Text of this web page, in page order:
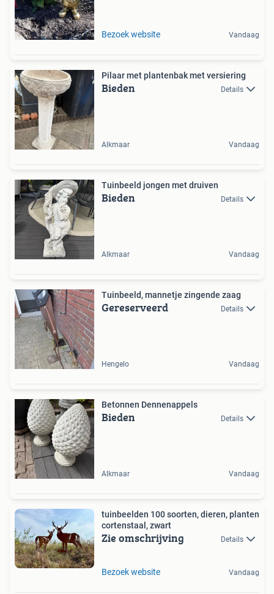
Bezoek website Vandaag
Pilaar met plantenbak met versiering
Bieden Details
Alkmaar Vandaag
Tuinbeeld jongen met druiven
Bieden Details
Alkmaar Vandaag
Tuinbeeld, mannetje zingende zaag
Gereserveerd Details
Hengelo Vandaag
Betonnen Dennenappels
Bieden Details
Alkmaar Vandaag
tuinbeelden 100 soorten, dieren, planten
cortenstaal, zwart
Zie omschrijving Details
Bezoek website Vandaag